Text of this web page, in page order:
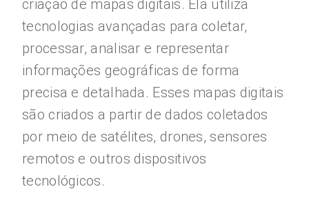
criação de mapas digitais. Ela utiliza
tecnologias avançadas para coletar,
processar, analisar e representar
informações geográficas de forma
precisa e detalhada. Esses mapas digitais
são criados a partir de dados coletados
por meio de satélites, drones, sensores
remotos e outros dispositivos
tecnológicos.